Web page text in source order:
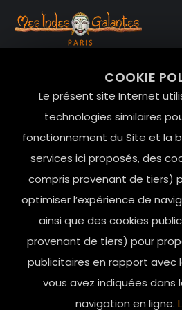
COOKIE
Le présent site Internet
technologies similaires
fonctionnement du Site et la
services ici proposés, des
compris provenant de tiers)
optimiser l’expérience de
ainsi que des cookies
provenant de tiers) pour
publicitaires en rapport avec
vous avez indiquées dans
navigation en ligne.
Le Marais, 75004 Paris
01.42.72.42.51